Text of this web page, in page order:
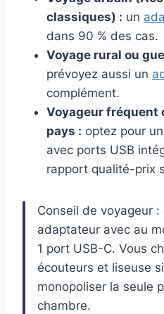
classiques) : un
dans 90 % des cas.
Voyage rural ou
prévoyez aussi un
complément.
Voyageur
pays : optez pour un
avec ports USB
rapport qualité-prix
Conseil de voyageur :
adaptateur avec au
1 port USB-C. Vous
écouteurs et liseuse
monopoliser la seule
chambre.